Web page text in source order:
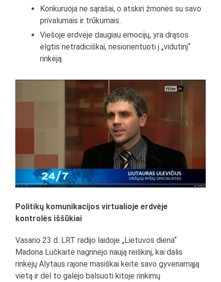
Konkuruoja ne sąrašai, o atskiri žmonės su savo
privalumais ir trūkumais.
Viešoje erdvėje daugiau emocijų, yra drąsos
elgtis netradiciškai, nesiorientuoti į „vidutinį“
rinkėją.
Politikų komunikacijos virtualioje erdvėje
kontrolės iššūkiai
Vasario 23 d. LRT radijo laidoje „Lietuvos diena“
Madona Lučkaitė nagrinėjo naują reiškinį, kai dalis
rinkėjų Alytaus rajone masiškai keitė savo gyvenamąją
vietą ir dėl to galėjo balsuoti kitoje rinkimų